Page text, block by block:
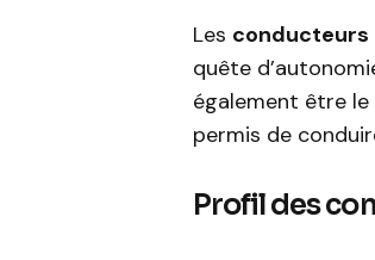
Les conducteurs
quête
également être le
permis de
Profil des